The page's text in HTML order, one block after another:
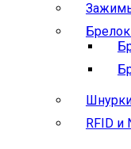
RFID и